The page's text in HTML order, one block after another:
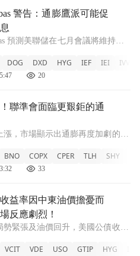
派可能促使九月升息文章頁
警告：通膨鷹派可能促
預測美聯儲在七月會議將維持現
BND -0.16% AGG -0.16% DDM
DOG
DOG DXD HYG IEF IEI IVV
20
艱鉅的通膨挑戰文章頁
聯準會面臨更艱鉅的通
漲，市場顯示出通膨再度加劇的跡
SGOV +0.01% SCHO -0.12%
BIL 0% BNO +
BNO COPX CPER TLH SHY
33
價擔憂而上升，市場反應劇烈
益率因中東油價擔憂而
反應劇烈！
勢緊張及油價回升，美國公債收益
XOP +1.19% VTIP -0.02% WIP
VCIT VDE USO GTIP HYG